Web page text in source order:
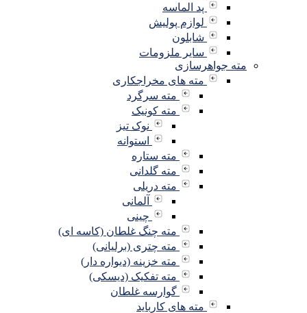
پد الماسه
لوازم پولیش
شابلون
سایر ملزومات
مته جواهرسازی
مته های مخراجکاری
مته سرگرد
مته کونیک
نوک تیز
استوانه
مته ستاره
مته گلدانی
مته دریلی
آلمانی
چینی
مته چنگ غلطان (کاسه ای)
مته چتری (برلیانی)
مته خزینه (دیواره دار)
مته تفکیک (دیسکی)
گوارسه غلطان
مته های کارباید